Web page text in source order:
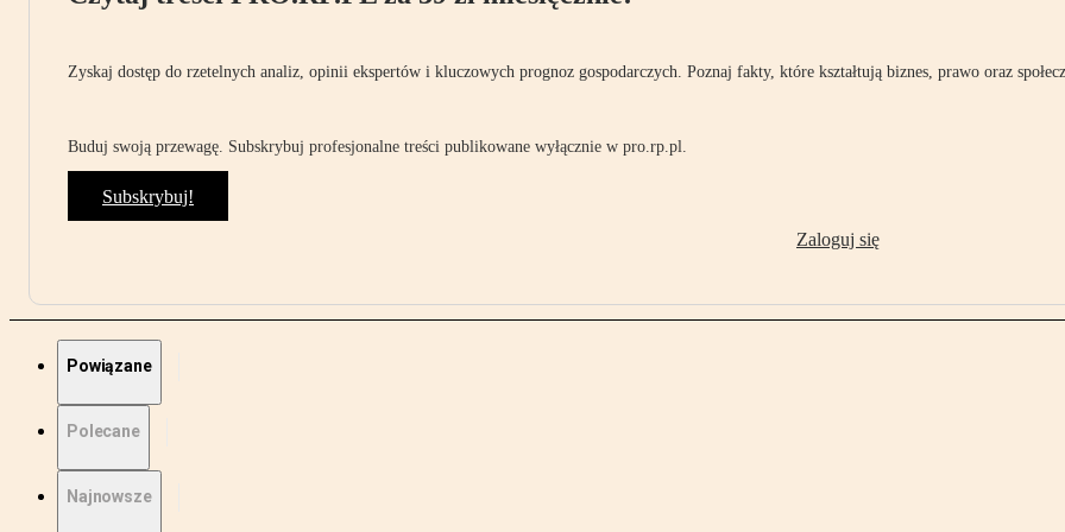
Zyskaj dostęp do rzetelnych analiz, opinii ekspertów i kluczowych prognoz gospodarczych. Poznaj fakty, które kształtują biznes, prawo oraz
Buduj swoją przewagę. Subskrybuj profesjonalne treści publikowane wyłącznie w pro.rp.pl.
Subskrybuj!
Zaloguj się
Powiązane
Polecane
Najnowsze